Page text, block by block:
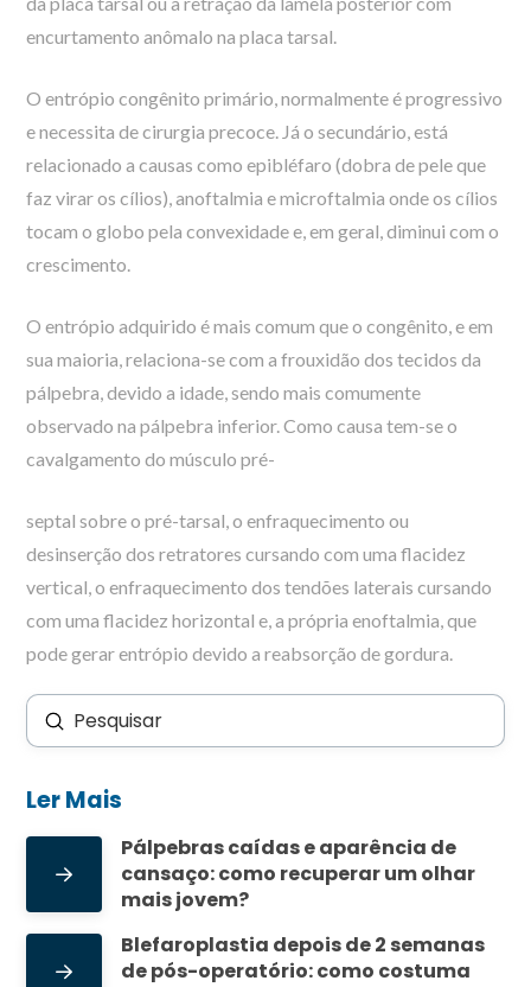
encurtamento anômalo na placa tarsal.
O entrópio congênito primário, normalmente é progressivo
e necessita de cirurgia precoce. Já o secundário, está
relacionado a causas como epibléfaro (dobra de pele que
faz virar os cílios), anoftalmia e microftalmia onde os cílios
tocam o globo pela convexidade e, em geral, diminui com o
crescimento.
O entrópio adquirido é mais comum que o congênito, e em
sua maioria, relaciona-se com a frouxidão dos tecidos da
pálpebra, devido a idade, sendo mais comumente
observado na pálpebra inferior. Como causa tem-se o
cavalgamento do músculo pré-
septal sobre o pré-tarsal, o enfraquecimento ou
desinserção dos retratores cursando com uma flacidez
vertical, o enfraquecimento dos tendões laterais cursando
com uma flacidez horizontal e, a própria enoftalmia, que
pode gerar entrópio devido a reabsorção de gordura.
Buscar
Enviar
Ler Mais
Pálpebras caídas e aparência de
cansaço: como recuperar um olhar
mais jovem?
Blefaroplastia depois de 2 semanas
de pós-operatório: como costuma